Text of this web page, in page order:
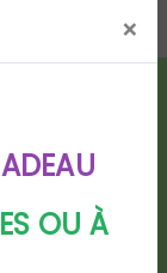
×
OU À